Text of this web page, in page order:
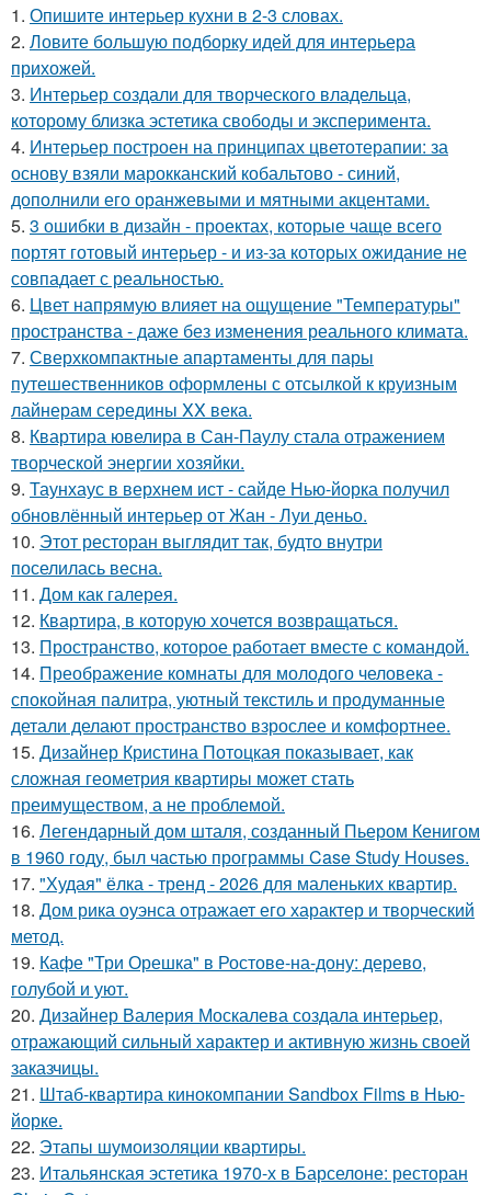
1. Опишите интерьер кухни в 2-3 словах.
2. Ловите большую подборку идей для интерьера
прихожей.
3. Интерьер создали для творческого владельца,
которому близка эстетика свободы и эксперимента.
4. Интерьер построен на принципах цветотерапии: за
основу взяли марокканский кобальтово - синий,
дополнили его оранжевыми и мятными акцентами.
5. 3 ошибки в дизайн - проектах, которые чаще всего
портят готовый интерьер - и из-за которых ожидание не
совпадает с реальностью.
6. Цвет напрямую влияет на ощущение "Температуры"
пространства - даже без изменения реального климата.
7. Сверхкомпактные апартаменты для пары
путешественников оформлены с отсылкой к круизным
лайнерам середины XX века.
8. Квартира ювелира в Сан-Паулу стала отражением
творческой энергии хозяйки.
9. Таунхаус в верхнем ист - сайде Нью-йорка получил
обновлённый интерьер от Жан - Луи деньо.
10. Этот ресторан выглядит так, будто внутри
поселилась весна.
11. Дом как галерея.
12. Квартира, в которую хочется возвращаться.
13. Пространство, которое работает вместе с командой.
14. Преображение комнаты для молодого человека -
спокойная палитра, уютный текстиль и продуманные
детали делают пространство взрослее и комфортнее.
15. Дизайнер Кристина Потоцкая показывает, как
сложная геометрия квартиры может стать
преимуществом, а не проблемой.
16. Легендарный дом шталя, созданный Пьером Кенигом
в 1960 году, был частью программы Case Study Houses.
17. "Худая" ёлка - тренд - 2026 для маленьких квартир.
18. Дом рика оуэнса отражает его характер и творческий
метод.
19. Кафе "Три Орешка" в Ростове-на-дону: дерево,
голубой и уют.
20. Дизайнер Валерия Москалева создала интерьер,
отражающий сильный характер и активную жизнь своей
заказчицы.
21. Штаб-квартира кинокомпании Sandbox Films в Нью-
йорке.
22. Этапы шумоизоляции квартиры.
23. Итальянская эстетика 1970-х в Барселоне: ресторан